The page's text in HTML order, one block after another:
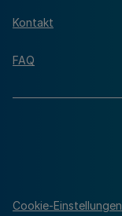
Kontakt
FAQ
Cookie-Einstellungen